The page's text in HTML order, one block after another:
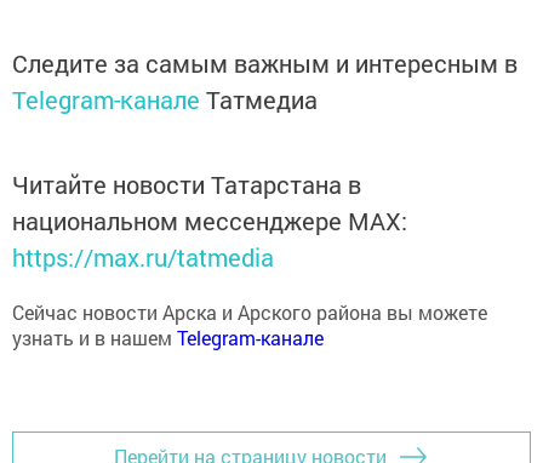
Telegram-каналеТатмедиа
Читайте новости Татарстана в
национальном мессенджере MАХ:
https://max.ru/tatmedia
узнать и в нашемTelegram-канале
Перейти на страницу новости